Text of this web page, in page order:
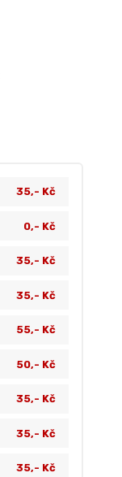
35,- Kč
0,- Kč
35,- Kč
35,- Kč
55,- Kč
50,- Kč
35,- Kč
35,- Kč
35,- Kč